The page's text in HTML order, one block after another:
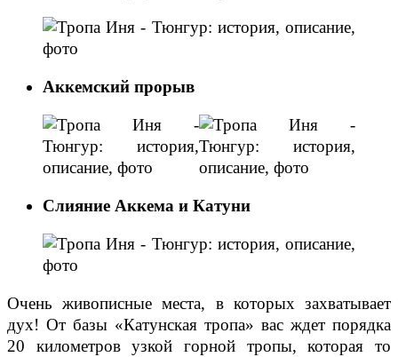
Аккемский прорыв
Слияние Аккема и Катуни
Очень живописные места, в которых захватывает
дух! От базы «Катунская тропа» вас ждет порядка
20 километров узкой горной тропы, которая то